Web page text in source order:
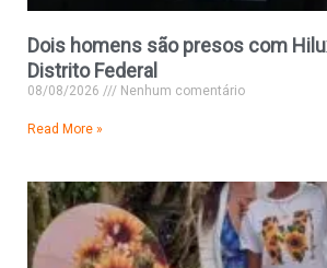
Dois homens são presos com
Distrito Federal
08/08/2026 Nenhum comentário
Read More »